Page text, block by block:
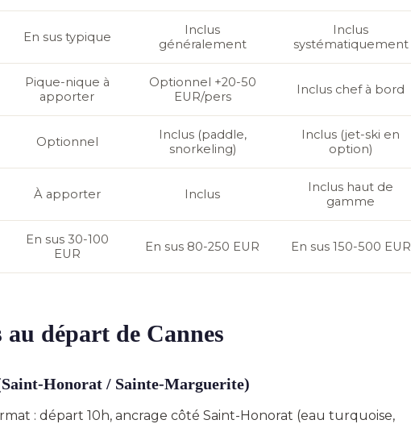
En sus typique
Inclus
généralement
Inclus
systématiquement
Pique-nique à
apporter
Optionnel +20-50
EUR/pers
Inclus chef à bord
Optionnel
Inclus (paddle,
snorkeling)
Inclus (jet-ski en
option)
À apporter Inclus
Inclus haut de
gamme
En sus 30-100
EUR
En sus 80-250 EUR En sus 150-500 EUR
départ de Cannes
Honorat / Sainte-Marguerite)
: départ 10h, ancrage côté Saint-Honorat (eau turquoise,